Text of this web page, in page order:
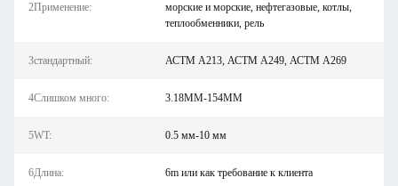
2Применение:
морские и морские, нефтегазовые, котлы,
теплообменники, рель
3стандартный: АСТМ A213, АСТМ A249, АСТМ A269
4Слишком много: 3.18MM-154MM
5WT: 0.5 мм-10 мм
6Длина: 6m или как требование к клиента